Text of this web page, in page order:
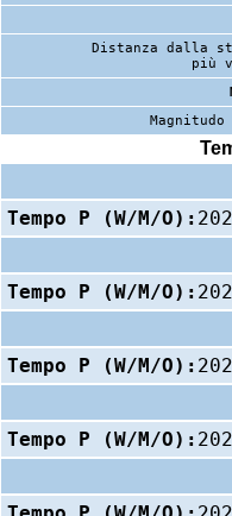
Distanza dalla
più
Tempo P (W/M/O):
Tempo P (W/M/O):
Tempo P (W/M/O):
Tempo P (W/M/O):